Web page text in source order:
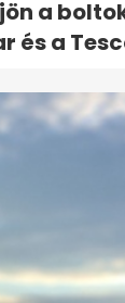
a
és a